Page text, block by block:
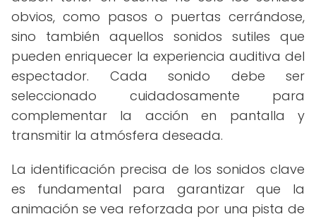
obvios, como pasos o puertas cerrándose,
sino también aquellos sonidos sutiles que
pueden enriquecer la experiencia auditiva del
espectador. Cada sonido debe ser
seleccionado cuidadosamente para
complementar la acción en pantalla y
transmitir la atmósfera deseada.
La identificación precisa de los sonidos clave
es fundamental para garantizar que la
animación se vea reforzada por una pista de